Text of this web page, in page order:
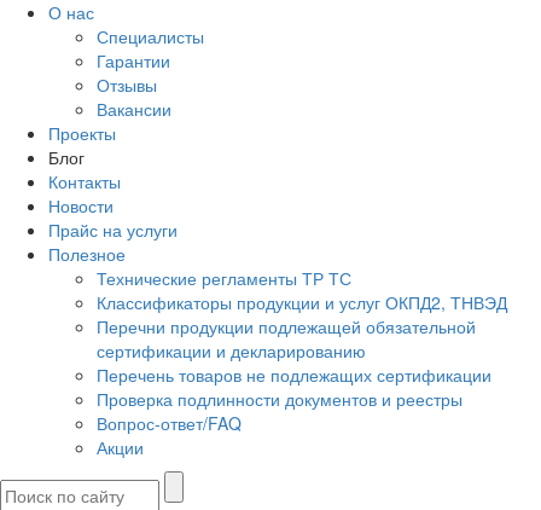
О нас
Специалисты
Гарантии
Отзывы
Вакансии
Проекты
Блог
Контакты
Новости
Прайс на услуги
Полезное
Технические регламенты ТР ТС
Классификаторы продукции и услуг ОКПД2, ТНВЭД
Перечни продукции подлежащей обязательной
сертификации и декларированию
Перечень товаров не подлежащих сертификации
Проверка подлинности документов и реестры
Вопрос-ответ/FAQ
Акции